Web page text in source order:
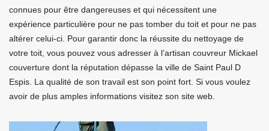
connues pour être dangereuses et qui nécessitent une
expérience particulière pour ne pas tomber du toit et pour ne pas
altérer celui-ci. Pour garantir donc la réussite du nettoyage de
votre toit, vous pouvez vous adresser à l’artisan couvreur Mickael
couverture dont la réputation dépasse la ville de Saint Paul D
Espis. La qualité de son travail est son point fort. Si vous voulez
avoir de plus amples informations visitez son site web.